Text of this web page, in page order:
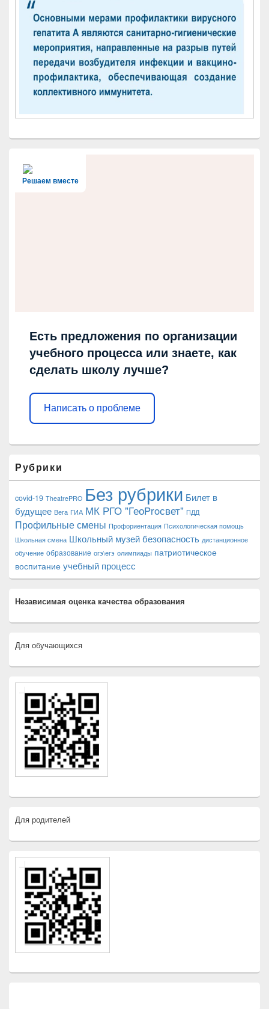
Решаем вместе
Есть предложения по организации
учебного процесса или знаете, как
сделать школу лучше?
Написать о проблеме
Рубрики
covid-19 TheatrePRO Без рубрики Билет в
будущее Вега ГИА МК РГО "ГеоProсвет" ПДД
Профильные смены Профориентация Психологическая помощь
Школьная смена Школьный музей безопасность дистанционное
обучение образование огэ\егэ олимпиады патриотическое
воспитание учебный процесс
Независимая оценка качества образования
Для обучающихся
Для родителей